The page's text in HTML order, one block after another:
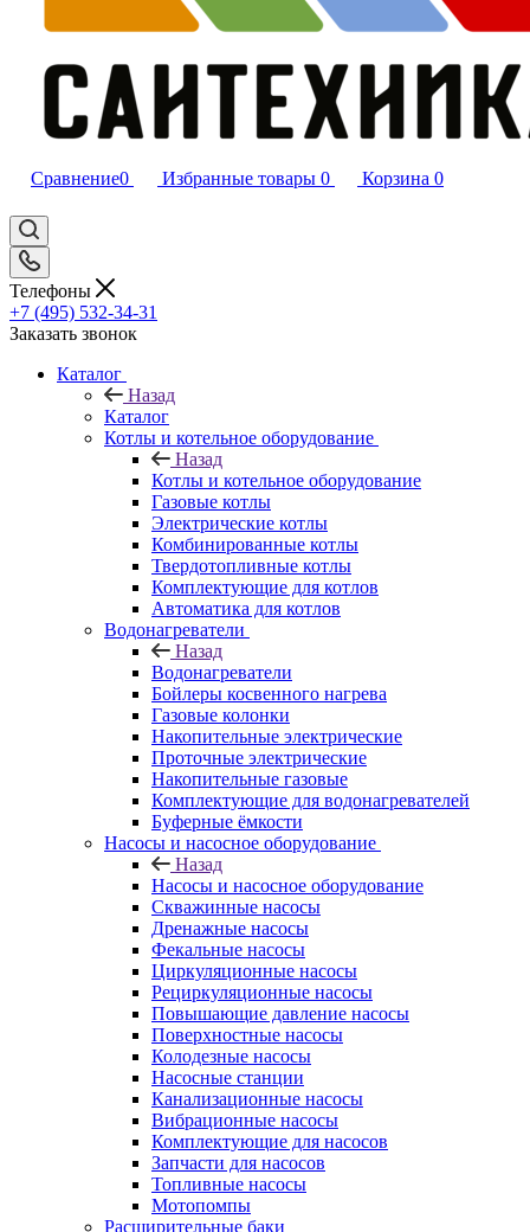
Сравнение0 Избранные товары 0 Корзина 0
Телефоны
+7 (495) 532‑34‑31
Заказать звонок
Каталог
Назад
Каталог
Котлы и котельное оборудование
Назад
Котлы и котельное оборудование
Газовые котлы
Электрические котлы
Комбинированные котлы
Твердотопливные котлы
Комплектующие для котлов
Автоматика для котлов
Водонагреватели
Назад
Водонагреватели
Бойлеры косвенного нагрева
Газовые колонки
Накопительные электрические
Проточные электрические
Накопительные газовые
Комплектующие для водонагревателей
Буферные ёмкости
Насосы и насосное оборудование
Назад
Насосы и насосное оборудование
Скважинные насосы
Дренажные насосы
Фекальные насосы
Циркуляционные насосы
Рециркуляционные насосы
Повышающие давление насосы
Поверхностные насосы
Колодезные насосы
Насосные станции
Канализационные насосы
Вибрационные насосы
Комплектующие для насосов
Запчасти для насосов
Топливные насосы
Мотопомпы
Расширительные баки